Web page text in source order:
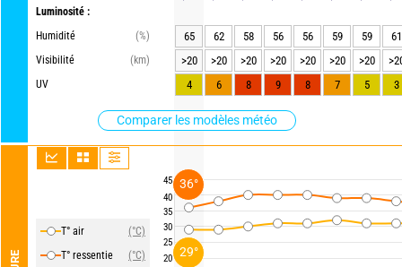
Luminosité :
Humidité
(%)
Visibilité
(km)
UV
Comparer les modèles météo
T° air
(°C)
T° ressentie
(°C)
45
40
35
30
25
20
65 62 58 56 56 59 59
61
>20
>20 >20 >20 >20 >20 >20
4
6 8 9 8 7 5 3
29°
36°